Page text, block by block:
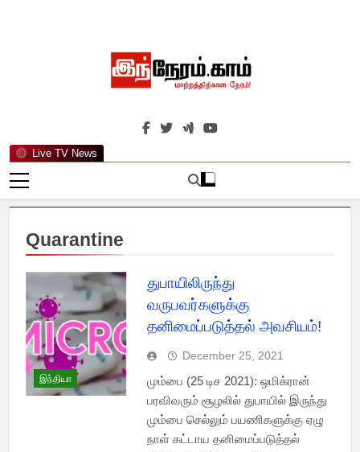
Live TV News
இந்நேரம்.காம்
செய்திகளுக்கு அப்பால்…
Quarantine
இந்தியா
துபாயிலிருந்து
வருபவர்களுக்கு
தனிமைப்படுத்தல் அவசியம்!
December 25, 2021
மும்பை (25 டிச 2021): ஒமிக்ரான்
பரவிவரும் சூழலில் துபாயில் இருந்து
மும்பை செல்லும் பயணிகளுக்கு ஏழு
நாள் கட்டாய தனிமைப்படுத்தல்